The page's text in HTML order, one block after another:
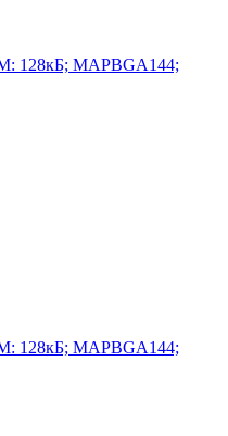
128кБ; MAPBGA144;
128кБ; MAPBGA144;